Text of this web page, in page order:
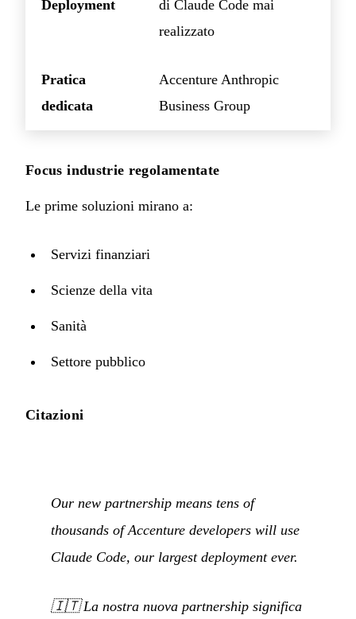
Deployment
di Claude Code mai
realizzato
Pratica
dedicata
Accenture Anthropic
Business Group
Focus industrie regolamentate
Le prime soluzioni mirano a:
Servizi finanziari
Scienze della vita
Sanità
Settore pubblico
Citazioni
Our new partnership means tens of
thousands of Accenture developers will use
Claude Code, our largest deployment ever.
🇮🇹La nostra nuova partnership significa